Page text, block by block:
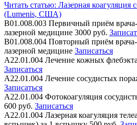
Читать статью: Лазерная коагуляция
(Lumenis, США)
В01.008.003 Первичный приём
лазерной медицине 3000 руб.
В01.008.004 Повторный приём
лазерной медицине Записаться
А22.01.004 Лечение кожных
Записаться
А22.01.004 Лечение сосудистых
Записаться
А22.01.004 Фотокоагуляция
600 руб. Записаться
А22.01.004 Лазерная коагуляция